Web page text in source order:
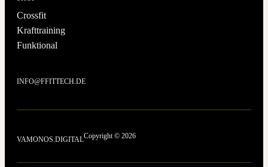
Crossfit
Krafttraining
Funktional
INFO@FFITTECH.DE
VAMONOS.DIGITALCopyright © 2026